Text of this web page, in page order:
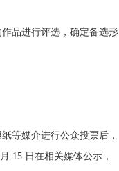
品进行评选，确定备选形
等媒介进行公众投票后，
15 日在相关媒体公示，